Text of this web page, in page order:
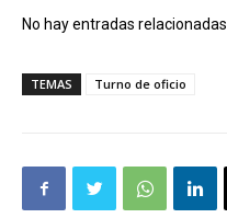
No hay entradas relacionadas
TEMAS Turno de oficio